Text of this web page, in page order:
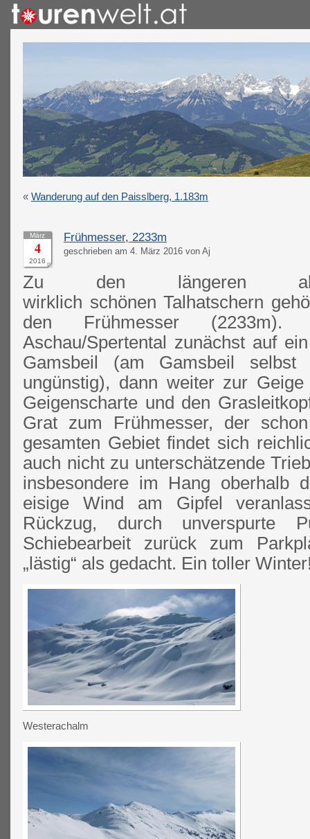
« Wanderung auf den Paisslberg, 1.183m
März
4
2016
Frühmesser, 2233m
geschrieben am 4. März 2016 von Aj
Zu den längeren
wirklich schönen Talhatschern
den Frühmesser
Aschau/Spertental zunächst auf
Gamsbeil (am Gamsbeil selbst
ungünstig), dann weiter zur
Geigenscharte und den
Grat zum Frühmesser, der
gesamten Gebiet findet sich
auch nicht zu unterschätzende
insbesondere im Hang oberhalb
eisige Wind am Gipfel
Rückzug, durch unverspurte
Schiebearbeit zurück zum
„lästig“ als gedacht. Ein toller
Westerachalm